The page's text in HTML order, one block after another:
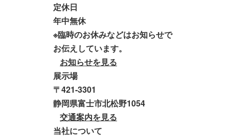
定休日
年中無休
※臨時のお休みなどはお知らせで
お伝えしています。
お知らせを見る
展示場
〒421-3301
静岡県富士市北松野1054
交通案内を見る
当社について